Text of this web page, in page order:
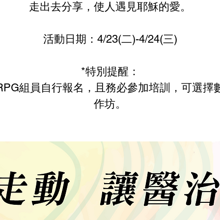
走出去分享，使人遇見耶穌的愛。
活動日期：4/23(二)-4/24(三)
*特別提醒：
組員自行報名，且務必參加培訓，可選擇
作坊。